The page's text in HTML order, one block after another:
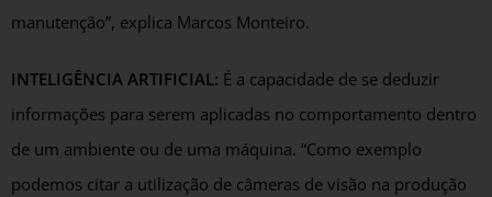
manutenção”, explica Marcos Monteiro.
INTELIGÊNCIA ARTIFICIAL: É a capacidade de se deduzir
informações para serem aplicadas no comportamento dentro
de um ambiente ou de uma máquina. “Como exemplo
podemos citar a utilização de câmeras de visão na produção